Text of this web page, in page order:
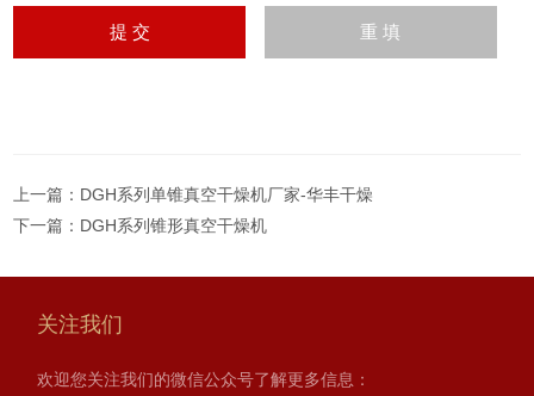
上一篇： DGH系列单锥真空干燥机厂家-华丰干燥
下一篇： DGH系列锥形真空干燥机
关注我们
欢迎您关注我们的微信公众号了解更多信息：